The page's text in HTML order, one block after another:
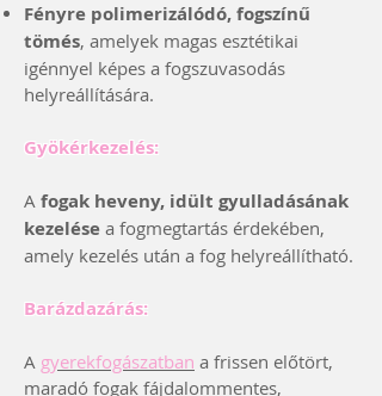
Fényre polimerizálódó, fogszínű
tömés, amelyek magas esztétikai
igénnyel képes a fogszuvasodás
helyreállítására.
Gyökérkezelés:
A fogak heveny, idült gyulladásának
kezelése a fogmegtartás érdekében,
amely kezelés után a fog helyreállítható.
Barázdazárás:
A gyerekfogászatban a frissen előtört,
maradó fogak fájdalommentes,